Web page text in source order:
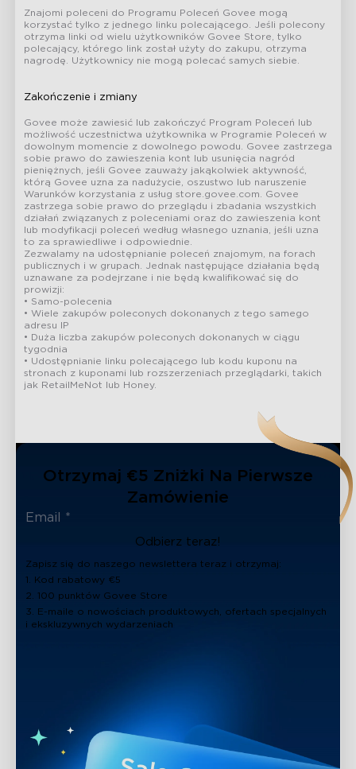
Znajomi poleceni do Programu Poleceń Govee mogą
korzystać tylko z jednego linku polecającego. Jeśli polecony
otrzyma linki od wielu użytkowników Govee Store, tylko
polecający, którego link został użyty do zakupu, otrzyma
nagrodę. Użytkownicy nie mogą polecać samych siebie.
Zakończenie i zmiany
Govee może zawiesić lub zakończyć Program Poleceń lub
możliwość uczestnictwa użytkownika w Programie Poleceń w
dowolnym momencie z dowolnego powodu. Govee zastrzega
sobie prawo do zawieszenia kont lub usunięcia nagród
pieniężnych, jeśli Govee zauważy jakąkolwiek aktywność,
którą Govee uzna za nadużycie, oszustwo lub naruszenie
Warunków korzystania z usług store.govee.com. Govee
zastrzega sobie prawo do przeglądu i zbadania wszystkich
działań związanych z poleceniami oraz do zawieszenia kont
lub modyfikacji poleceń według własnego uznania, jeśli uzna
to za sprawiedliwe i odpowiednie.
Zezwalamy na udostępnianie poleceń znajomym, na forach
publicznych i w grupach. Jednak następujące działania będą
uznawane za podejrzane i nie będą kwalifikować się do
prowizji:
• Samo-polecenia
• Wiele zakupów poleconych dokonanych z tego samego
adresu IP
• Duża liczba zakupów poleconych dokonanych w ciągu
tygodnia
• Udostępnianie linku polecającego lub kodu kuponu na
stronach z kuponami lub rozszerzeniach przeglądarki, takich
jak RetailMeNot lub Honey.
close
Otrzymaj €5 Zniżki Na Pierwsze
Zamówienie
Odbierz teraz!
Zapisz się do naszego newslettera teraz i otrzymaj:
1. Kod rabatowy €5
2. 100 punktów Govee Store
3. E-maile o nowościach produktowych, ofertach specjalnych
i ekskluzywnych wydarzeniach